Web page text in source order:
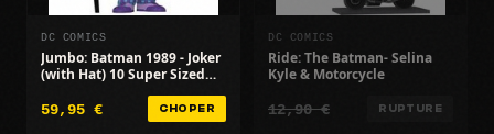
DC COMICS
Jumbo: Batman 1989 - Joker
(with Hat) 10 Super Sized
59,95 € CHOPER
DC COMICS
Ride: The Batman- Selina
Kyle & Motorcycle
12,90 € RUPTURE